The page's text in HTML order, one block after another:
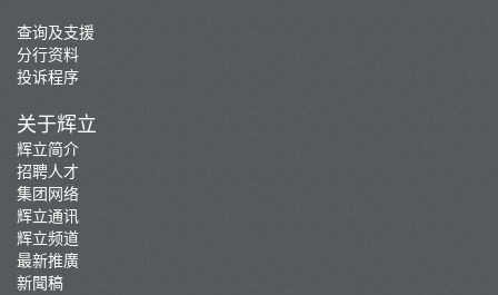
常见问题
最新推广
防骗及网络安全资讯
辉立证券开户优惠总览
查询及支援
分行资料
投诉程序
关于辉立
辉立简介
招聘人才
集团网络
辉立通讯
辉立频道
最新推廣
新聞稿